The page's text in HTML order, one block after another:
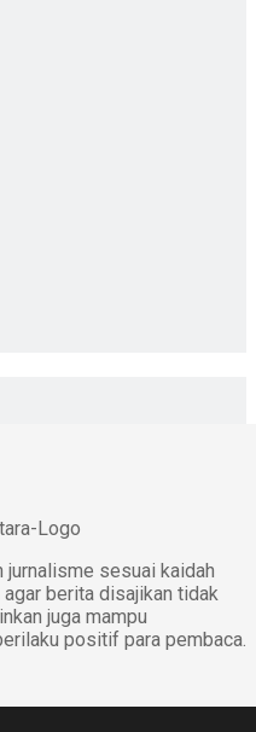
jurnalisme sesuai kaidah
berita disajikan tidak
juga mampu
positif para pembaca.